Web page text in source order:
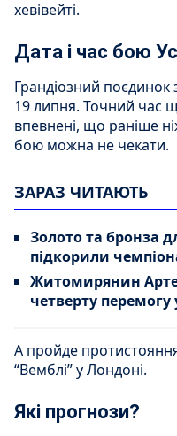
хевівейті.
Дата і час бою
Грандіозний
19 липня. Точний час
впевнені, що раніше
бою можна не чекати.
ЗАРАЗ ЧИТАЮТЬ
Золото та бронза
підкорили
Житомирянин
четверту перемогу
А пройде
“Вемблі” у Лондоні.
Які прогнози?